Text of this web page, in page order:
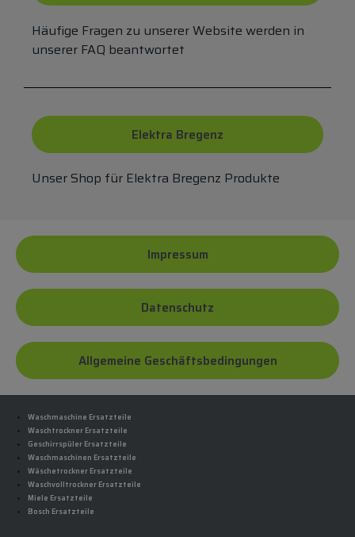
Häufige Fragen zu unserer Website werden in
unserer FAQ beantwortet
Elektra Bregenz
Unser Shop für Elektra Bregenz Produkte
Impressum
Datenschutz
Allgemeine Geschäftsbedingungen
Waschmaschine Ersatzteile
Waschtrockner Ersatzteile
Geschirrspüler Ersatzteile
Waschmaschinen Ersatzteile
Wäschetrockner Ersatzteile
Waschvolltrockner Ersatzteile
Miele Ersatzteile
Bosch Ersatzteile